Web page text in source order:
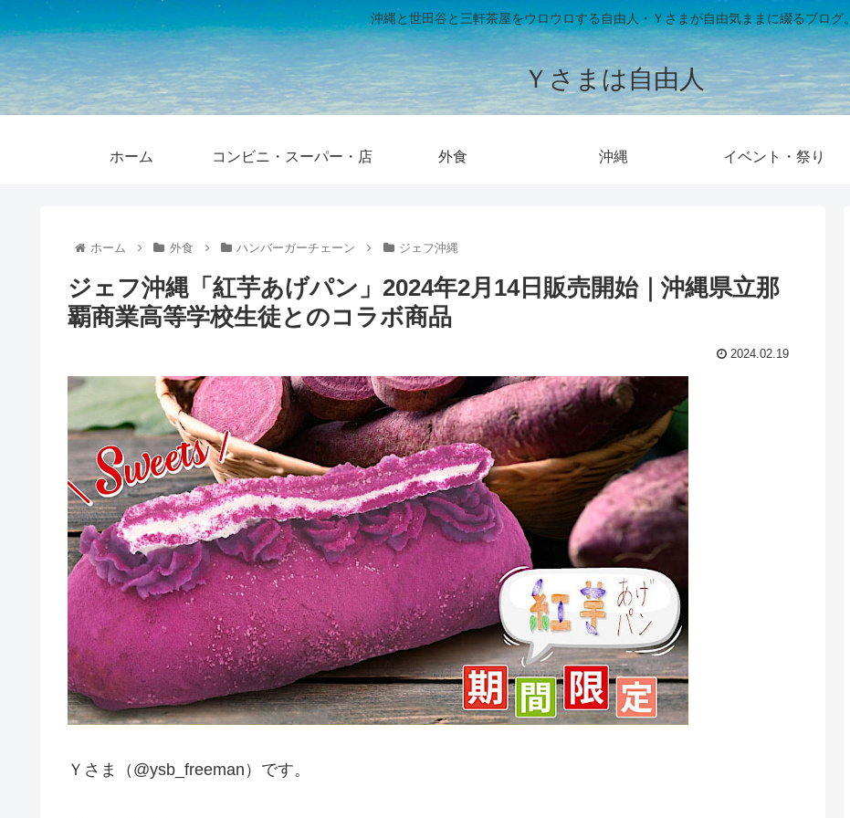
沖縄と世田谷と三軒茶屋をウロウロする自由人・Ｙさまが自由気ままに綴るブログ。
Ｙさまは自由人
ホーム コンビニ・スーパー・店 外食 沖縄 イベント・祭り
ホーム 外食 ハンバーガーチェーン ジェフ沖縄
ジェフ沖縄「紅芋あげパン」2024年2月14日販売開始｜沖縄県立那
覇商業高等学校生徒とのコラボ商品
2024.02.19
Ｙさま（@ysb_freeman）です。